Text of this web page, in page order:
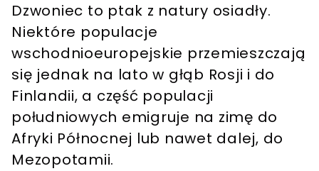
Dzwoniec to ptak z natury osiadły.
Niektóre populacje
wschodnioeuropejskie przemieszczają
się jednak na lato w głąb Rosji i do
Finlandii, a część populacji
południowych emigruje na zimę do
Afryki Północnej lub nawet dalej, do
Mezopotamii.